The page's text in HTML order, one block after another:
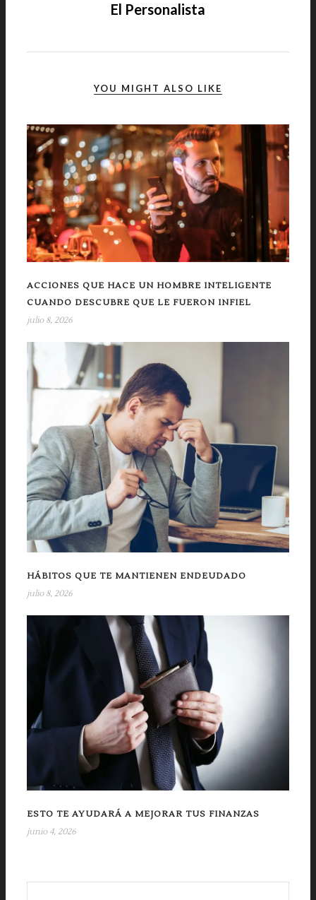
El Personalista
YOU MIGHT ALSO LIKE
ACCIONES QUE HACE UN HOMBRE INTELIGENTE
CUANDO DESCUBRE QUE LE FUERON INFIEL
julio 8, 2026
HÁBITOS QUE TE MANTIENEN ENDEUDADO
julio 8, 2026
ESTO TE AYUDARÁ A MEJORAR TUS FINANZAS
junio 4, 2026